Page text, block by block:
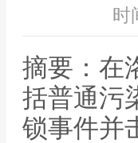
时
摘要：在
括普通污
锁事件并